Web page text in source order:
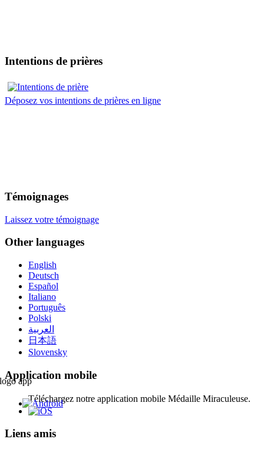
Intentions de prières
Déposez vos intentions de prières en ligne
Témoignages
Laissez votre témoignage
Other languages
English
Deutsch
Español
Italiano
Português
Polski
العربية
日本語
Slovensky
Application mobile
Téléchargez notre application mobile Médaille Miraculeuse.
Liens amis